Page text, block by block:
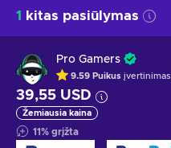
1 kitas pasiūlymas
Pro Gamers
9.59 Puikus įvertinimas
39,55 USD
Žemiausia kaina
11% grįžta